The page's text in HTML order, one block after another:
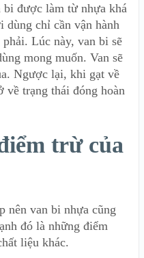
bi được làm từ nhựa khá
chỉ cần vận hành
Lúc này, van bi sẽ
mong muốn. Van sẽ
Ngược lại, khi gạt về
trạng thái đóng hoàn
trừ của
nên van bi nhựa cũng
đó là những điểm
liệu khác.